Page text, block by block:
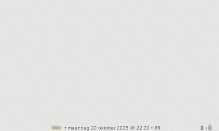
• maandag 20 oktober 2025 @ 22:30 • 85